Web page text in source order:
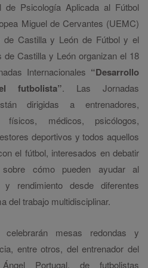
de Psicología Aplicada al Fútbol
Miguel de Cervantes (UEMC)
de Castilla y León de Fútbol y el
de Castilla y León organizan el 18
Internacionales “Desarrollo
futbolista”. Las Jornadas
dirigidas a entrenadores,
físicos, médicos, psicólogos,
deportivos y todos aquellos
el fútbol, interesados en debatir
cómo pueden ayudar al
rendimiento desde diferentes
del trabajo multidisciplinar.
mesas redondas y
entre otros, del entrenador del
Portugal, de futbolistas